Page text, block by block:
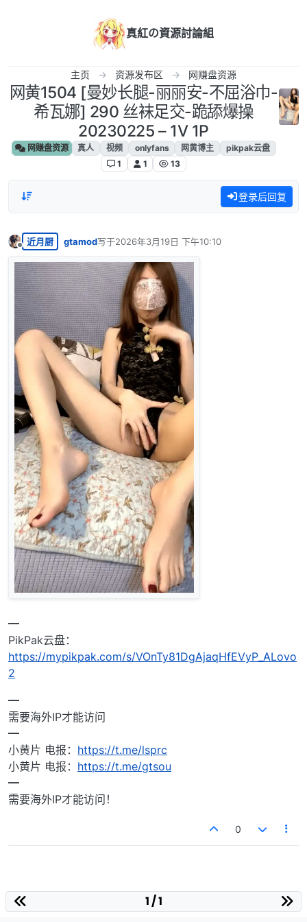
真紅の資源討論組
主页 资源发布区 网赚盘资源
网黄1504 [曼妙长腿-丽丽安-不屈浴巾-
希瓦娜] 290 丝袜足交-跪舔爆操
20230225 – 1V 1P
网赚盘资源 真人 视频 onlyfans 网黄博主
pikpak云盘
1
1 13
登录后回复
离线
近月厨 gtamod写于2026年3月19日 下午10:10
最后由 编辑
━
PikPak云盘：
https://mypikpak.com/s/VOnTy81DgAjaqHfEVyP_ALovo
2
━
需要海外IP才能访问
━
小黄片 电报： https://t.me/lsprc
小黄片 电报： https://t.me/gtsou
━
需要海外IP才能访问！
0
1 / 1